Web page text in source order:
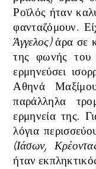
Ροϊλός ήταν
φανταζόμουν.
Άγγελος)άρα σε
της φωνής του
ερμηνεύσει
Αθηνά
παράλληλα
ερμηνεία της.
λόγια
(Ιάσων,
ήταν